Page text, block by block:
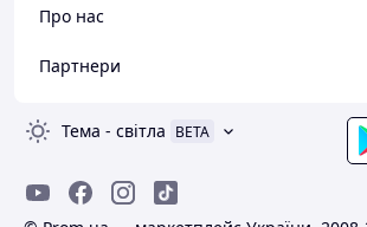
Про нас
Партнери
Тема - світла BETA